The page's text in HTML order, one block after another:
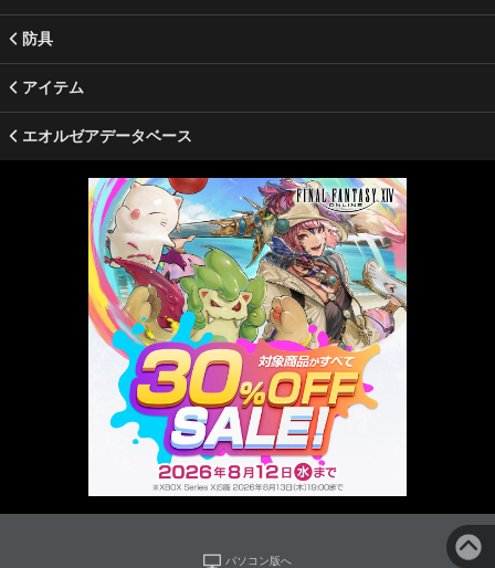
防具
アイテム
エオルゼアデータベース
パソコン版へ